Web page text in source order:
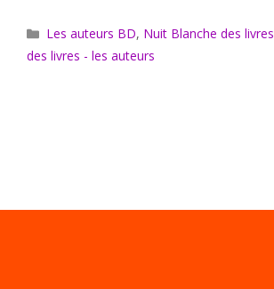
Catégories
Les auteurs BD, Nuit Blanche des livres
des livres - les auteurs